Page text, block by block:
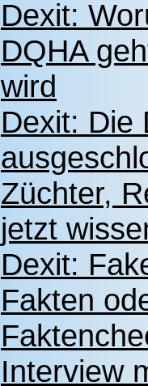
Dexit:
DQHA
wird
Dexit: Die
Züchter,
jetzt
Dexit:
Fakten
Interview